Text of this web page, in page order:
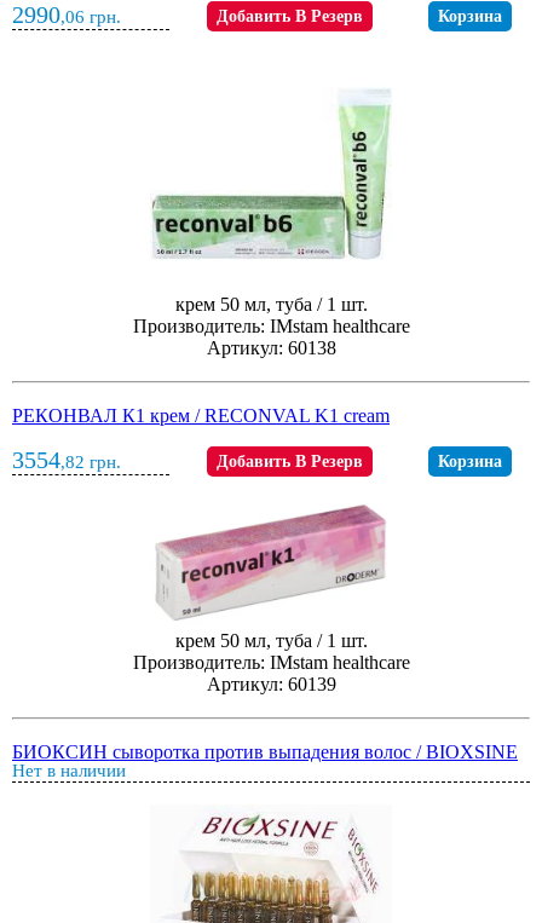
2990,06 грн. Добавить В Резерв Корзина
крем 50 мл, туба / 1 шт.
Производитель: IMstam healthcare
Артикул: 60138
РЕКОНВАЛ К1 крем / RECONVAL K1 cream
3554,82 грн. Добавить В Резерв Корзина
крем 50 мл, туба / 1 шт.
Производитель: IMstam healthcare
Артикул: 60139
БИОКСИН сыворотка против выпадения волос / BIOXSINE
Нет в наличии